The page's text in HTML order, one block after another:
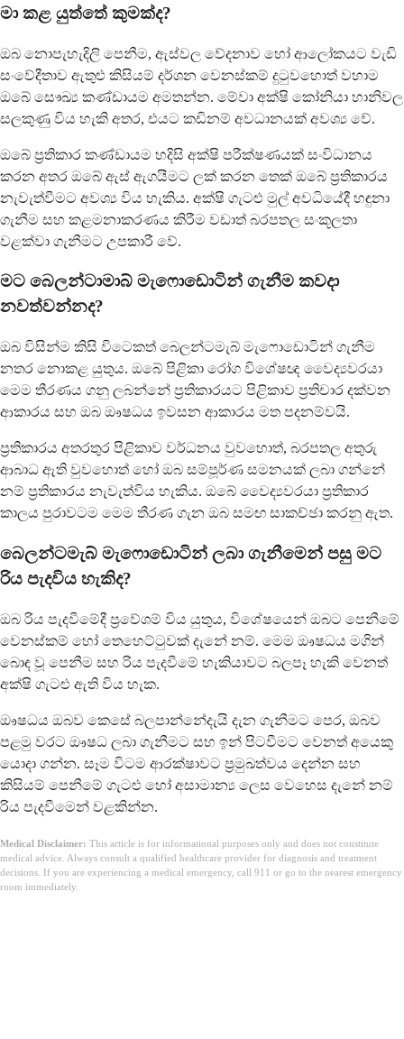
මා කළ යුත්තේ කුමක්ද?
ඔබ නොපැහැදිලි පෙනීම, ඇස්වල වේදනාව හෝ ආලෝකයට වැඩි
සංවේදීතාව ඇතුළු කිසියම් දර්ශන වෙනස්කම් දුටුවහොත් වහාම
ඔබේ සෞඛ්‍ය කණ්ඩායම අමතන්න. මේවා අක්ෂි කෝනියා හානිවල
සලකුණු විය හැකි අතර, එයට කඩිනම් අවධානයක් අවශ්‍ය වේ.
ඔබේ ප්‍රතිකාර කණ්ඩායම හදිසි අක්ෂි පරීක්ෂණයක් සංවිධානය
කරන අතර ඔබේ ඇස් ඇගයීමට ලක් කරන තෙක් ඔබේ ප්‍රතිකාරය
නැවැත්වීමට අවශ්‍ය විය හැකිය. අක්ෂි ගැටළු මුල් අවධියේදී හඳුනා
ගැනීම සහ කළමනාකරණය කිරීම වඩාත් බරපතල සංකූලතා
වළක්වා ගැනීමට උපකාරී වේ.
මට බෙලන්ටාමාබ් මැෆොඩොටින් ගැනීම කවදා
නවත්වන්නද?
ඔබ විසින්ම කිසි විටෙකත් බෙලන්ටමැබ් මැෆොඩොටින් ගැනීම
නතර නොකළ යුතුය. ඔබේ පිළිකා රෝග විශේෂඥ වෛද්‍යවරයා
මෙම තීරණය ගනු ලබන්නේ ප්‍රතිකාරයට පිළිකාව ප්‍රතිචාර දක්වන
ආකාරය සහ ඔබ ඖෂධය ඉවසන ආකාරය මත පදනම්වයි.
ප්‍රතිකාරය අතරතුර පිළිකාව වර්ධනය වුවහොත්, බරපතල අතුරු
ආබාධ ඇති වුවහොත් හෝ ඔබ සම්පූර්ණ සමනයක් ලබා ගන්නේ
නම් ප්‍රතිකාරය නැවැත්විය හැකිය. ඔබේ වෛද්‍යවරයා ප්‍රතිකාර
කාලය පුරාවටම මෙම තීරණ ගැන ඔබ සමඟ සාකච්ඡා කරනු ඇත.
බෙලන්ටමැබ් මැෆොඩොටින් ලබා ගැනීමෙන් පසු මට
රිය පැදවිය හැකිද?
ඔබ රිය පැදවීමේදී ප්‍රවේශම් විය යුතුය, විශේෂයෙන් ඔබට පෙනීමේ
වෙනස්කම් හෝ තෙහෙට්ටුවක් දැනේ නම්. මෙම ඖෂධය මගින්
බොඳ වූ පෙනීම සහ රිය පැදවීමේ හැකියාවට බලපෑ හැකි වෙනත්
අක්ෂි ගැටළු ඇති විය හැක.
ඖෂධය ඔබව කෙසේ බලපාන්නේදැයි දැන ගැනීමට පෙර, ඔබව
පළමු වරට ඖෂධ ලබා ගැනීමට සහ ඉන් පිටවීමට වෙනත් අයෙකු
යොදා ගන්න. සෑම විටම ආරක්ෂාවට ප්‍රමුඛත්වය දෙන්න සහ
කිසියම් පෙනීමේ ගැටළු හෝ අසාමාන්‍ය ලෙස වෙහෙස දැනේ නම්
රිය පැදවීමෙන් වළකින්න.
Medical Disclaimer: This article is for informational purposes only and does not constitute
medical advice. Always consult a qualified healthcare provider for diagnosis and treatment
decisions. If you are experiencing a medical emergency, call 911 or go to the nearest emergency
room immediately.